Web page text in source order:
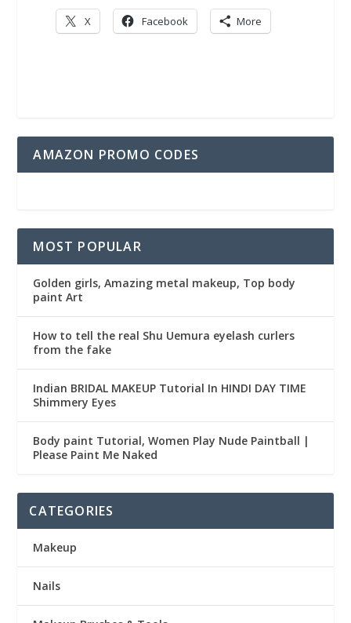
X Facebook More
AMAZON PROMO CODES
MOST POPULAR
Golden girls, Amazing metal makeup, Top body
paint Art
How to tell the real Shu Uemura eyelash curlers
from the fake
Indian BRIDAL MAKEUP Tutorial In HINDI DAY TIME
Shimmery Eyes
Body paint Tutorial, Women Play Nude Paintball |
Please Paint Me Naked
CATEGORIES
Makeup
Nails